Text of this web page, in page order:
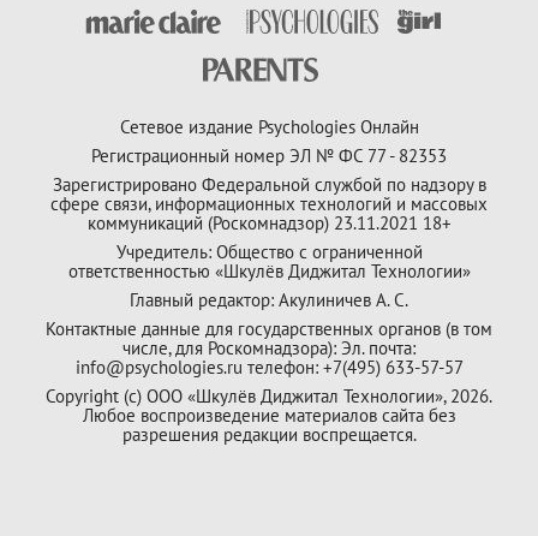
Сетевое издание Psychologies Онлайн
Регистрационный номер ЭЛ № ФС 77 - 82353
Зарегистрировано Федеральной службой по надзору в
сфере связи, информационных технологий и массовых
коммуникаций (Роскомнадзор) 23.11.2021 18+
Учредитель: Общество с ограниченной
ответственностью «Шкулёв Диджитал Технологии»
Главный редактор: Акулиничев А. С.
Контактные данные для государственных органов (в том
числе, для Роскомнадзора): Эл. почта:
info@psychologies.ru телефон: +7(495) 633-57-57
Copyright (с) ООО «Шкулёв Диджитал Технологии», 2026.
Любое воспроизведение материалов сайта без
разрешения редакции воспрещается.